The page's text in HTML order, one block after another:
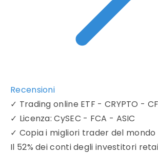
Recensioni
✓ Trading online ETF - CRYPTO -
✓ Licenza: CySEC - FCA - ASIC
✓ Copia i migliori trader del mondo
Il 52% dei conti degli investitori